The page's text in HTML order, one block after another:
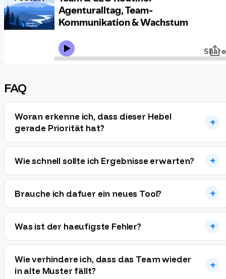
FAQ
Woran erkenne ich, dass dieser Hebel
gerade Priorität hat?
Wie schnell sollte ich Ergebnisse erwarten?
Brauche ich dafuer ein neues Tool?
Was ist der haeufigste Fehler?
Wie verhindere ich, dass das Team wieder
in alte Muster fällt?